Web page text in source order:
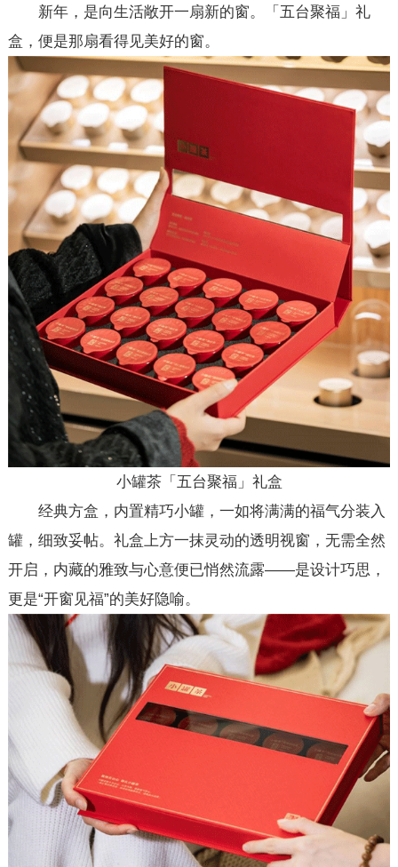
新年，是向生活敞开一扇新的窗。「五台聚福」礼
盒，便是那扇看得见美好的窗。
小罐茶「五台聚福」礼盒
经典方盒，内置精巧小罐，一如将满满的福气分装入
罐，细致妥帖。礼盒上方一抹灵动的透明视窗，无需全然
开启，内藏的雅致与心意便已悄然流露——是设计巧思，
更是“开窗见福”的美好隐喻。